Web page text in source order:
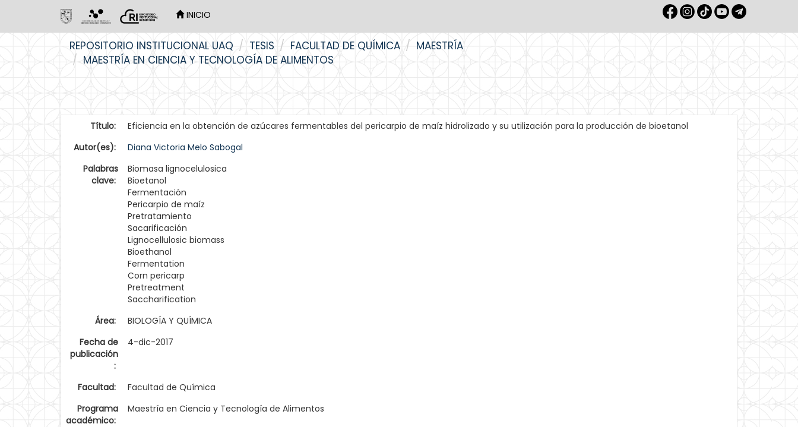
INICIO
REPOSITORIO INSTITUCIONAL UAQ TESIS FACULTAD DE QUÍMICA
MAESTRÍA
MAESTRÍA EN CIENCIA Y TECNOLOGÍA DE ALIMENTOS
Título:
Eficiencia en la obtención de azúcares fermentables del pericarpio de maíz hidrolizado y su utilización para la producción de bioetanol
Autor(es):
Diana Victoria Melo Sabogal
Palabras
clave:
Biomasa lignocelulosica
Bioetanol
Fermentación
Pericarpio de maíz
Pretratamiento
Sacarificación
Lignocellulosic biomass
Bioethanol
Fermentation
Corn pericarp
Pretreatment
Saccharification
Área:
BIOLOGÍA Y QUÍMICA
Fecha de
publicación
:
4-dic-2017
Facultad:
Facultad de Química
Programa
académico:
Maestría en Ciencia y Tecnología de Alimentos